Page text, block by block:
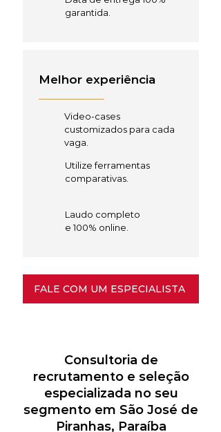
garantida.
Melhor experiência
Video-cases
customizados para cada
vaga.
Utilize ferramentas
comparativas.
Laudo completo
e 100% online.
FALE COM UM ESPECIALISTA
Consultoria de
recrutamento e seleção
especializada no seu
segmento em São José de
Piranhas, Paraíba